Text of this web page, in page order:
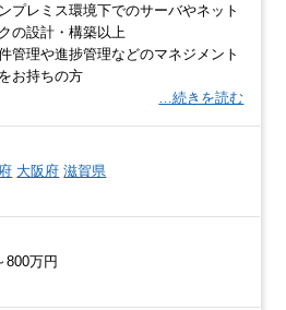
プレミス環境下でのサーバやネット
の設計・構築以上
管理や進捗管理などのマネジメント
お持ちの方
…続きを読む
大阪府 滋賀県
800万円